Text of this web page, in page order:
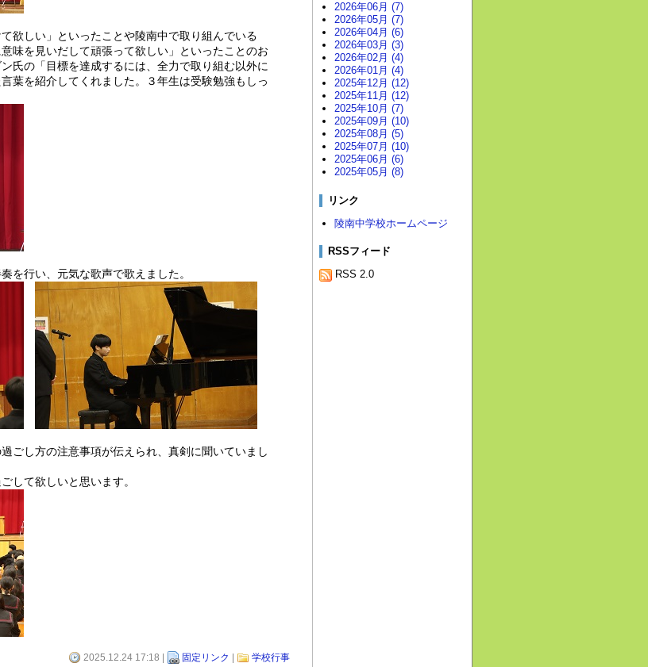
欲しい」といったことや陵南中で取り組んでいる
味を見いだして頑張って欲しい」といったことのお
氏の「目標を達成するには、全力で取り組む以外に
葉を紹介してくれました。３年生は受験勉強もしっ
を行い、元気な歌声で歌えました。
ごし方の注意事項が伝えられ、真剣に聞いていまし
して欲しいと思います。
2025.12.24 17:18 | 固定リンク | 学校行事
2026年06月 (7)
2026年05月 (7)
2026年04月 (6)
2026年03月 (3)
2026年02月 (4)
2026年01月 (4)
2025年12月 (12)
2025年11月 (12)
2025年10月 (7)
2025年09月 (10)
2025年08月 (5)
2025年07月 (10)
2025年06月 (6)
2025年05月 (8)
リンク
陵南中学校ホームページ
RSSフィード
RSS 2.0